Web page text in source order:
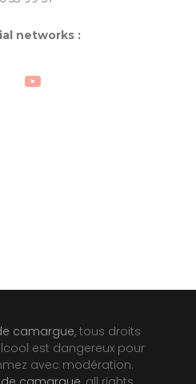
networks:
camargue, tous droits
est dangereux pour
avec modération.